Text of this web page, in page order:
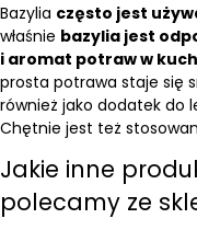
Bazylia często jest
właśnie bazylia jest
i aromat potraw w
prosta potrawa staje się
również jako dodatek do
Chętnie jest też
Jakie inne
polecamy ze